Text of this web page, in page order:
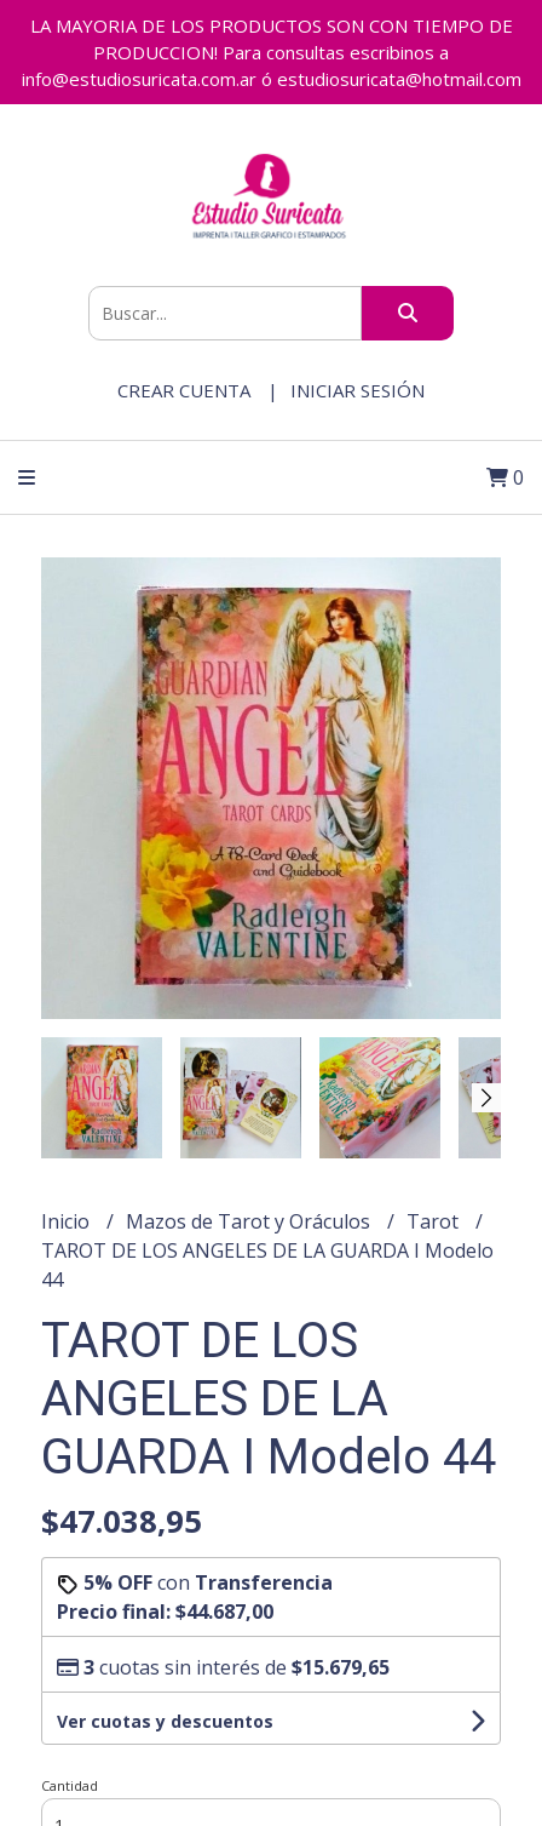
LA MAYORIA DE LOS PRODUCTOS SON CON TIEMPO DE
PRODUCCION! Para consultas escribinos a
info@estudiosuricata.com.ar ó estudiosuricata@hotmail.com
CREAR CUENTA INICIAR SESIÓN
0
Inicio Mazos de Tarot y Oráculos
Tarot
TAROT DE LOS ANGELES DE LA GUARDA I Modelo
44
TAROT DE LOS
ANGELES DE LA
GUARDA I Modelo 44
$47.038,95
5% OFFcon Transferencia
Precio final:$44.687,00
3cuotas sin interés de $15.679,65
Ver cuotas y descuentos
Cantidad